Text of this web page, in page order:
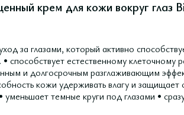
крем для кожи вокруг глаз
за глазами, который активно
• способствует естественному клеточному
и долгосрочным разглаживающим
кожи удерживать влагу и защищает
уменьшает темные круги под глазами •